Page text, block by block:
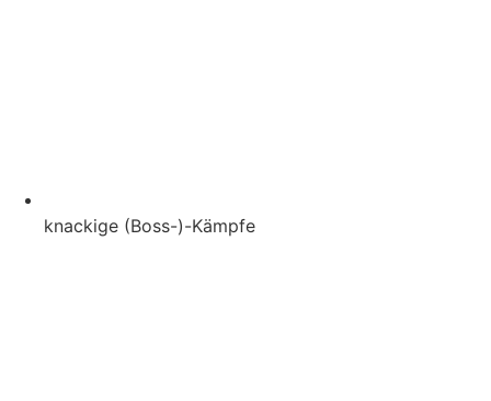
knackige (Boss-)-Kämpfe